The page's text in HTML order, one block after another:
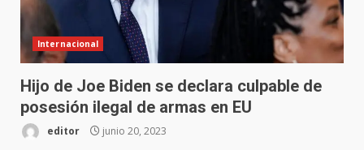
Internacional
Hijo de Joe Biden se declara culpable de
posesión ilegal de armas en EU
editor junio 20, 2023